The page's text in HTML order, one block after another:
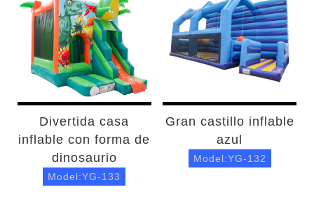
Divertida casa
inflable con forma de
dinosaurio
Model:YG-133
Gran castillo inflable
azul
Model:YG-132